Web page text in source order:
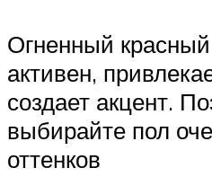
Огненный
активен,
создает акцент.
выбирайте пол
оттенков